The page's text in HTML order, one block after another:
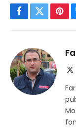
Facebook
Twitter